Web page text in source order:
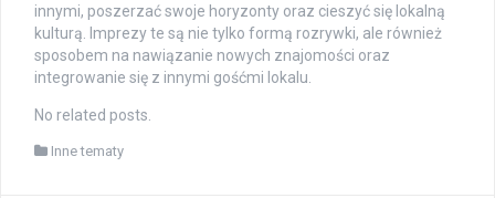
innymi, poszerzać swoje horyzonty oraz cieszyć się lokalną
kulturą. Imprezy te są nie tylko formą rozrywki, ale również
sposobem na nawiązanie nowych znajomości oraz
integrowanie się z innymi gośćmi lokalu.
No related posts.
Inne tematy